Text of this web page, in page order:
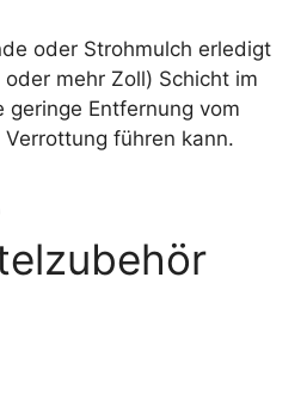
oder Strohmulch erledigt
mehr Zoll) Schicht im
Entfernung vom
führen kann.